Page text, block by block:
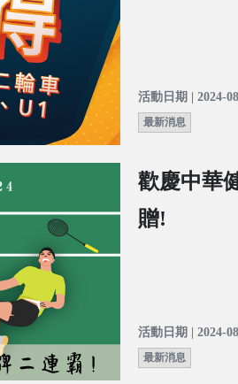
活動日期 | 2024-
最新消息
歡慶中華
贈!
活動日期 | 2024-
最新消息